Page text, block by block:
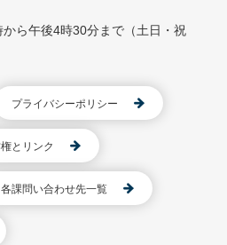
ら午後4時30分まで（土日・祝
プライバシーポリシー
とリンク
各課問い合わせ先一覧